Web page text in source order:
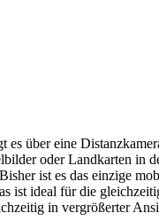
es über eine
oder Landkarten in
ist es das einzige
ist ideal für die
in vergrößerter